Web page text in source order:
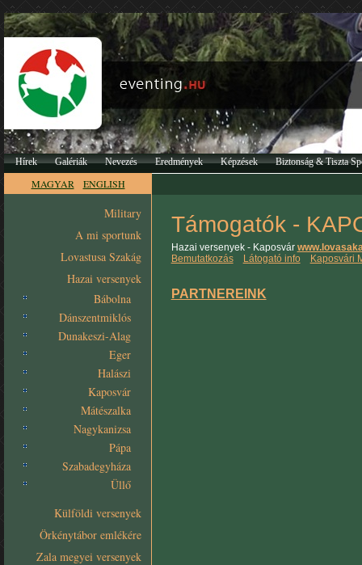
Hírek Galériák Nevezés Eredmények Képzések Biztonság & Tiszta
MAGYAR ENGLISH
Military
A mi sportunk
Lovastusa Szakág
Hazai versenyek
Bábolna
Dánszentmiklós
Dunakeszi-Alag
Eger
Halászi
Kaposvár
Mátészalka
Nagykanizsa
Pápa
Szabadegyháza
Üllő
Külföldi versenyek
Örkénytábor emlékére
Zala megyei versenyek
Támogatók -
Hazai versenyek - Kaposvár
Bemutatkozás
Látogató info Kaposvári
PARTNEREINK